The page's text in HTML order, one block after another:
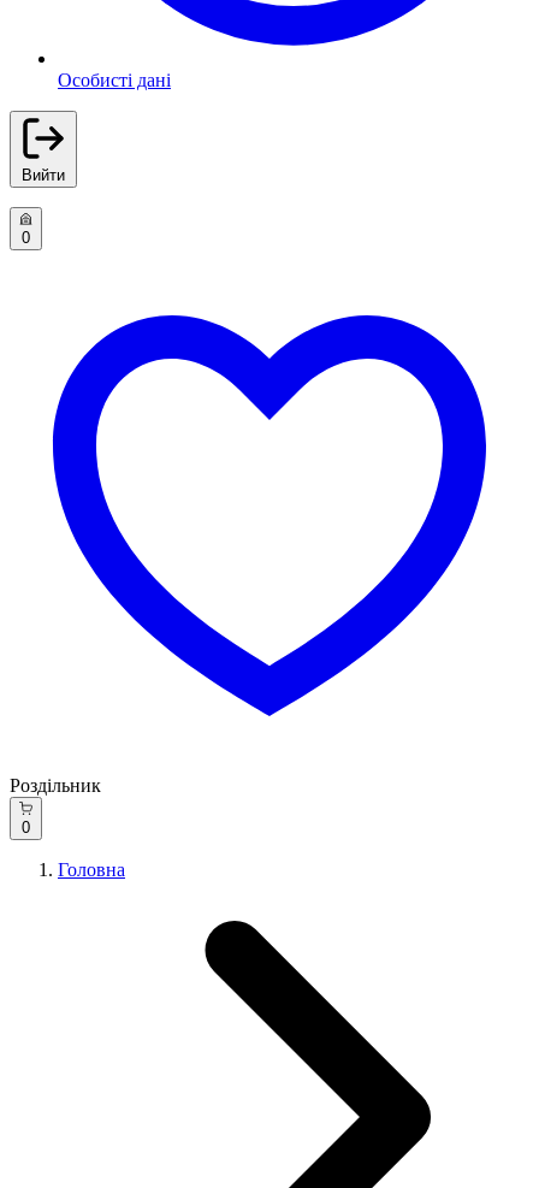
Особисті дані
Вийти
0
Роздільник
0
Головна